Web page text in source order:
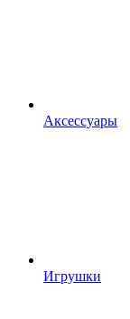
Аксессуары
Игрушки